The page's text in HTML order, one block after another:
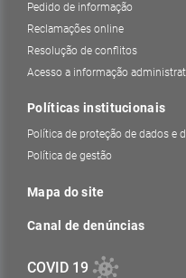
Pedido de informação
Reclamações online
Resolução de conflitos
Acesso a informação
Políticas institucionais
Política de proteção de dados e
Política de gestão
Mapa do site
Canal de denúncias
COVID 19